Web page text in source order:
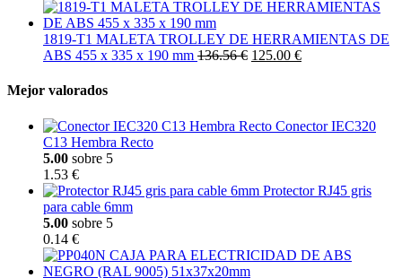
1819-T1 MALETA TROLLEY DE HERRAMIENTAS DE
ABS 455 x 335 x 190 mm 136.56 € 125.00 €
Mejor valorados
Conector IEC320
C13 Hembra Recto
5.00 sobre 5
1.53 €
Protector RJ45 gris
para cable 6mm
5.00 sobre 5
0.14 €